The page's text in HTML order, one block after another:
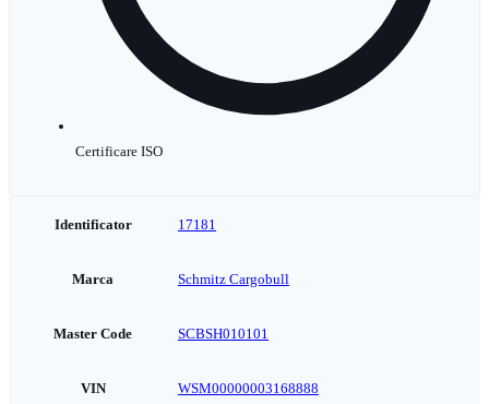
Certificare ISO
Identificator 17181
Marca Schmitz Cargobull
Master Code SCBSH010101
VIN WSM00000003168888